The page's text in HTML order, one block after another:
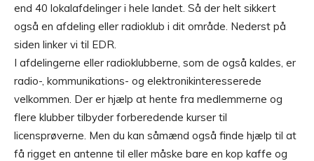
end 40 lokalafdelinger i hele landet. Så der helt sikkert
også en afdeling eller radioklub i dit område. Nederst på
siden linker vi til EDR.
I afdelingerne eller radioklubberne, som de også kaldes, er
radio-, kommunikations- og elektronikinteresserede
velkommen. Der er hjælp at hente fra medlemmerne og
flere klubber tilbyder forberedende kurser til
licensprøverne. Men du kan såmænd også finde hjælp til at
få rigget en antenne til eller måske bare en kop kaffe og